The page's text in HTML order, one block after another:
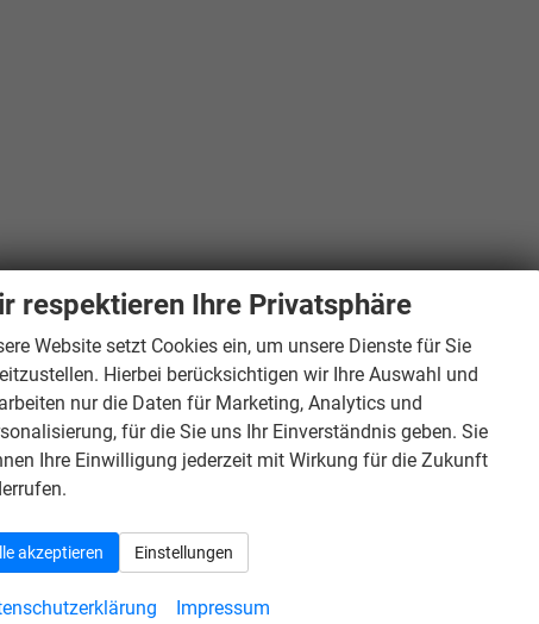
respektieren Ihre Privatsphäre
Website setzt Cookies ein, um unsere Dienste für Sie
Hierbei berücksichtigen wir Ihre Auswahl und
nur die Daten für Marketing, Analytics und
für die Sie uns Ihr Einverständnis geben. Sie
Ihre Einwilligung jederzeit mit Wirkung für die Zukunft
akzeptieren Einstellungen
Impressum